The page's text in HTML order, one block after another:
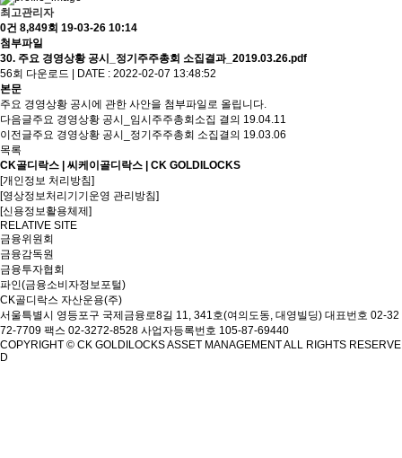
최고관리자
0건 8,849회 19-03-26 10:14
첨부파일
30. 주요 경영상황 공시_정기주주총회 소집결과_2019.03.26.pdf
56회 다운로드 | DATE : 2022-02-07 13:48:52
본문
주요 경영상황 공시에 관한 사안을 첨부파일로 올립니다.
다음글주요 경영상황 공시_임시주주총회소집 결의 19.04.11
이전글주요 경영상황 공시_정기주주총회 소집결의 19.03.06
목록
CK골디락스 | 씨케이골디락스 | CK GOLDILOCKS
[개인정보 처리방침]
[영상정보처리기기운영 관리방침]
[신용정보활용체제]
RELATIVE SITE
금융위원회
금융감독원
금융투자협회
파인(금융소비자정보포털)
CK골디락스 자산운용(주)
서울특별시 영등포구 국제금융로8길 11, 341호(여의도동, 대영빌딩) 대표번호 02-32
72-7709 팩스 02-3272-8528 사업자등록번호 105-87-69440
COPYRIGHT © CK GOLDILOCKS ASSET MANAGEMENT ALL RIGHTS RESERVE
D